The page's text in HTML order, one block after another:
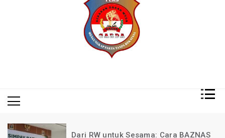
Dari RW untuk Sesama: Cara BAZNAS